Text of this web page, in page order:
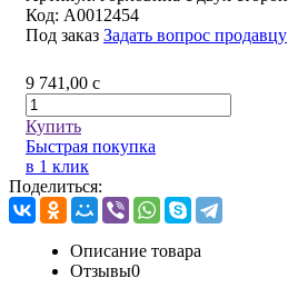
Код: A0012454
Под заказ Задать вопрос продавцу
9 741,00 c
Купить
Быстрая покупка
в 1 клик
Поделиться:
Описание товара
Отзывы0